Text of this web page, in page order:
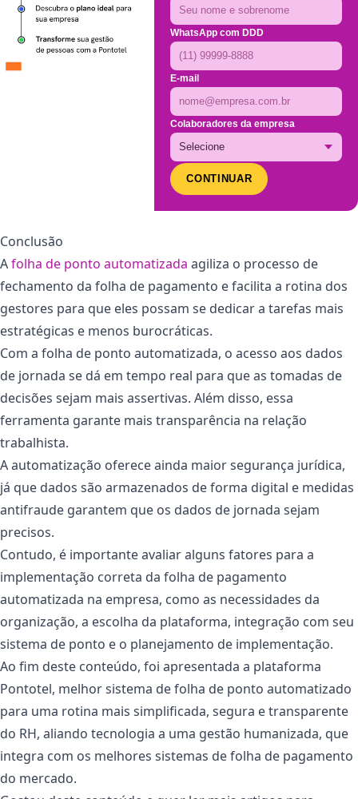
WhatsApp com DDD
E-mail
Colaboradores da empresa
CONTINUAR
Conclusão
Afolha de ponto automatizada agiliza o processo de
fechamento da folha de pagamento e facilita a rotina dos
gestores para que eles possam se dedicar a tarefas mais
estratégicas e menos burocráticas.
Com a folha de ponto automatizada, o acesso aos dados
de jornada se dá em tempo real para que as tomadas de
decisões sejam mais assertivas. Além disso, essa
ferramenta garante mais transparência na relação
trabalhista.
A automatização oferece ainda maior segurança jurídica,
já que dados são armazenados de forma digital e medidas
antifraude garantem que os dados de jornada sejam
precisos.
Contudo, é importante avaliar alguns fatores para a
implementação correta da folha de pagamento
automatizada na empresa, como as necessidades da
organização, a escolha da plataforma, integração com seu
sistema de ponto e o planejamento de implementação.
Ao fim deste conteúdo, foi apresentada a plataforma
Pontotel, melhor sistema de folha de ponto automatizado
para uma rotina mais simplificada, segura e transparente
do RH, aliando tecnologia a uma gestão humanizada, que
integra com os melhores sistemas de folha de pagamento
do mercado.